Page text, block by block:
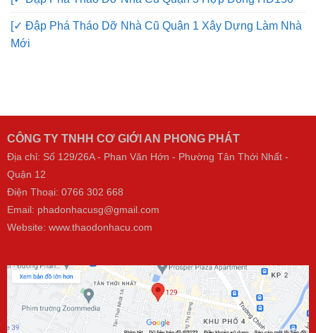
[✓ Đập Phá Tháo Dỡ Nhà Cũ Quận 3 Hợp Đồng HD150
[✓ Đập Phá Tháo Dỡ Nhà Cũ Quận 1 Xây Dựng Làm Nhà
Mới
CÔNG TY TNHH CƠ GIỚI AN PHONG PHÁT
Địa chỉ: Số 129/26A - Phan Văn Hớn - Phường Tân Thới Nhất -
Quận 12
Điện Thoại: 0766 302 668
Email: phadonhacusg@gmail.com
Website: www.thaodonhacu.com